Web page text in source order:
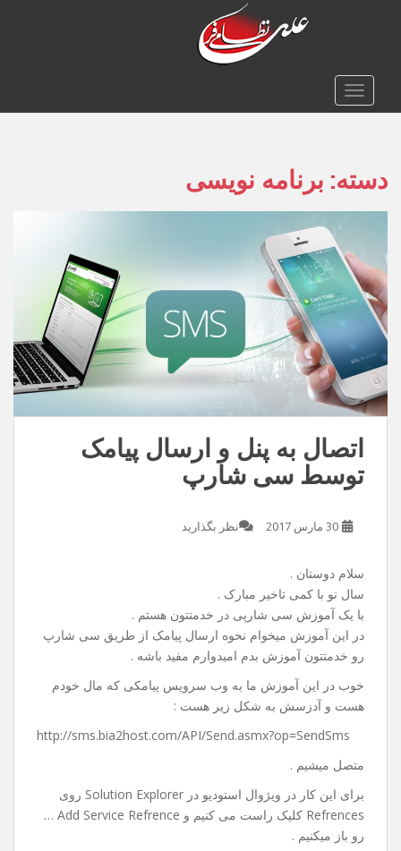
o
TOGGLE NAVIGATION
دسته: برنامه نویسی
اتصال به پنل و ارسال پیامک
توسط سی شارپ
30 مارس 2017 نظر بگذارید
سلام دوستان .
سال نو با کمی تاخیر مبارک .
با یک آموزش سی شارپی در خدمتتون هستم .
در این آموزش میخوام نحوه ارسال پیامک از طریق سی شارپ
رو خدمتتون آموزش بدم امیدوارم مفید باشه .
خوب در این آموزش ما به وب سرویس پیامکی که مال خودم
هست و آدزسش به شکل زیر هست :
http://sms.bia2host.com/API/Send.asmx?op=SendSms
متصل میشیم .
برای این کار در ویژوال استودیو در Solution Explorer روی
Refrences کلیک راست می کنیم و Add Service Refrence …
رو باز میکنیم .